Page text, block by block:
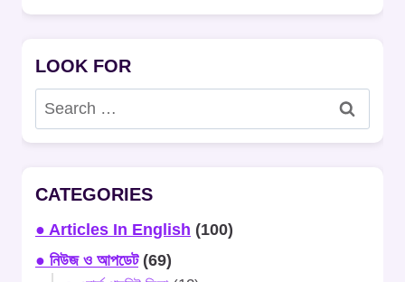
LOOK FOR
Search
for:
CATEGORIES
● Articles In English (100)
● নিউজ ও আপডেট(69)